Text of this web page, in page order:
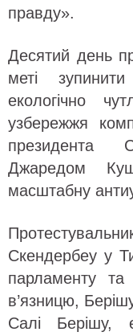
правду».
Десятий день
меті
екологічно
узбережжя
Джаредом
масштабну
Скендербеу у
парламенту
в’язницю,
Салі Берішу,